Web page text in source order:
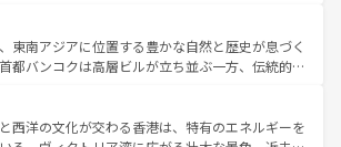
包まれながら、韓国の多彩な魅力を心ゆくまで味
わってみてほしい。 なお、新着の韓国情報はコンテンツ一
してほしい。
展と共に伝統が息づく。ハノイの古い町並みやホ
市のフランス統治時代の建物も、独特の雰囲気を
ている。また、バラエティの豊かさとおいしさで
ォーやバインミー、ベトナムコーヒーなどは、ぜ
味わいたい。どの地域を訪れてもあたたかい人々
東南アジアに位置する豊かな自然と歴史が息づく
都バンコクは高層ビルが立ち並ぶ一方、伝統的な
交差している。北部ではチェンマイなどの山岳地
と触れ合い、南部ではプーケットやクラビの美し
西洋の文化が交わる香港は、特有のエネルギーを